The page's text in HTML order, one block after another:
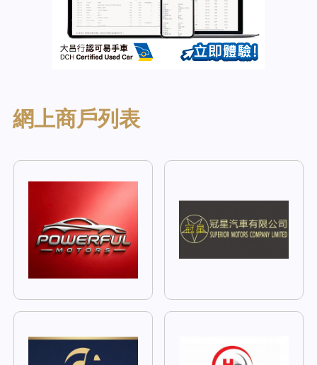
網上商戶列表